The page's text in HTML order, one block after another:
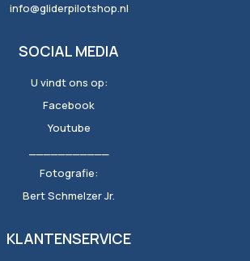
info@gliderpilotshop.nl
SOCIAL MEDIA
U vindt ons op:
Facebook
Youtube
Fotografie:
Bert Schmelzer Jr.
KLANTENSERVICE